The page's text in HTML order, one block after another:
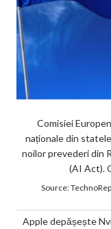
Comisiei
naționale din
noilor prevederi din
(AI Act).
Source:
Apple depășește